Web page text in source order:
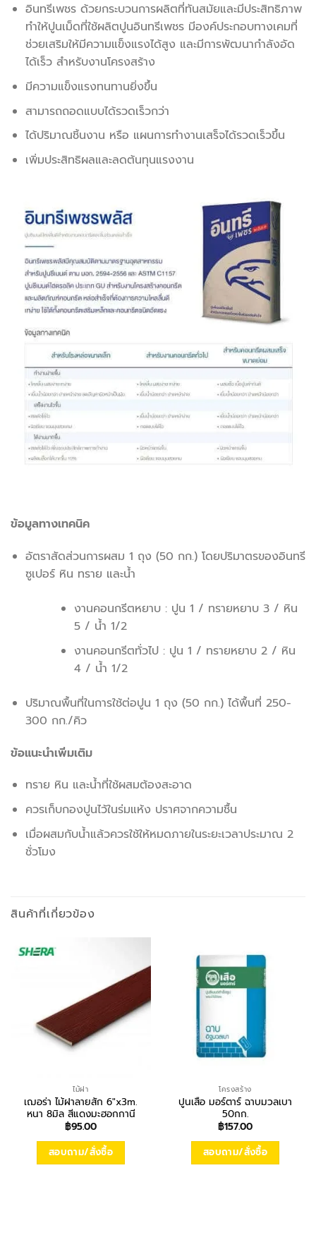
อินทรีเพชร ด้วยกระบวนการผลิตที่ทันสมัยและมีประสิทธิภาพ
ทำให้ปูนเม็ดที่ใช้ผลิตปูนอินทรีเพชร มีองค์ประกอบทางเคมที่
ช่วยเสริมให้มีความแข็งแรงได้สูง และมีการพัฒนากำลังอัด
ได้เร็ว สำหรับงานโครงสร้าง
มีความแข็งแรงทนทานยิ่งขึ้น
สามารถถอดแบบได้รวดเร็วกว่า
ได้ปริมาณชิ้นงาน หรือ แผนการทำงานเสร็จได้รวดเร็วขึ้น
เพิ่มประสิทธิผลและลดต้นทุนแรงงาน
ข้อมูลทางเทคนิค
อัตราสัดส่วนการผสม 1 ถุง (50 กก.) โดยปริมาตรของอินทรี
ซูเปอร์ หิน ทราย และน้ำ
งานคอนกรีตหยาบ : ปูน 1 / ทรายหยาบ 3 / หิน
5 / น้ำ 1/2
งานคอนกรีตทั่วไป : ปูน 1 / ทรายหยาบ 2 / หิน
4 / น้ำ 1/2
ปริมาณพื้นที่ในการใช้ต่อปูน 1 ถุง (50 กก.) ได้พื้นที่ 250-
300 กก./คิว
ข้อแนะนำเพิ่มเติม
ทราย หิน และน้ำที่ใช้ผสมต้องสะอาด
ควรเก็บกองปูนไว้ในร่มแห้ง ปราศจากความชื้น
เมื่อผสมกับน้ำแล้วควรใช้ให้หมดภายในระยะเวลาประมาณ 2
ชั่วโมง
สินค้าที่เกี่ยวข้อง
ไม้ฝา
เฌอร่า ไม้ฝาลายสัก 6″x3m.
หนา 8มิล สีแดงมะฮอกกานี
฿95.00
สอบถาม/สั่งซื้อ
โครงสร้าง
ปูนเสือ มอร์ตาร์ ฉาบมวลเบา
50กก.
฿157.00
สอบถาม/สั่งซื้อ